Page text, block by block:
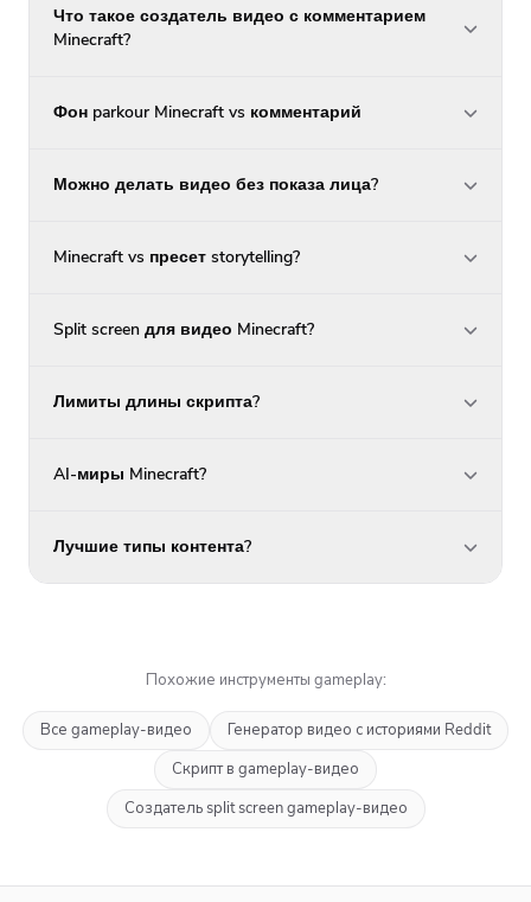
Что такое создатель видео с комментарием
Minecraft?
Фон parkour Minecraft vs комментарий
Можно делать видео без показа лица?
Minecraft vs пресет storytelling?
Split screen для видео Minecraft?
Лимиты длины скрипта?
AI-миры Minecraft?
Лучшие типы контента?
Похожие инструменты gameplay:
Все gameplay-видео
Генератор видео с историями Reddit
Скрипт в gameplay-видео
Создатель split screen gameplay-видео